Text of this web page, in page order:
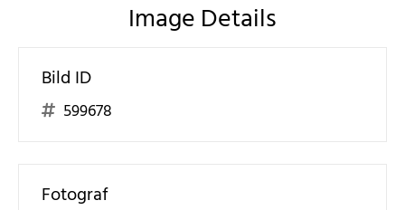
Image Details
Bild ID
599678
Fotograf